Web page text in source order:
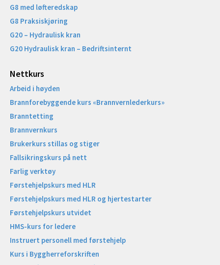
G8 med løfteredskap
G8 Praksiskjøring
G20 – Hydraulisk kran
G20 Hydraulisk kran – Bedriftsinternt
Nettkurs
Arbeid i høyden
Brannforebyggende kurs «Brannvernlederkurs»
Branntetting
Brannvernkurs
Brukerkurs stillas og stiger
Fallsikringskurs på nett
Farlig verktøy
Førstehjelpskurs med HLR
Førstehjelpskurs med HLR og hjertestarter
Førstehjelpskurs utvidet
HMS-kurs for ledere
Instruert personell med førstehjelp
Kurs i Byggherreforskriften